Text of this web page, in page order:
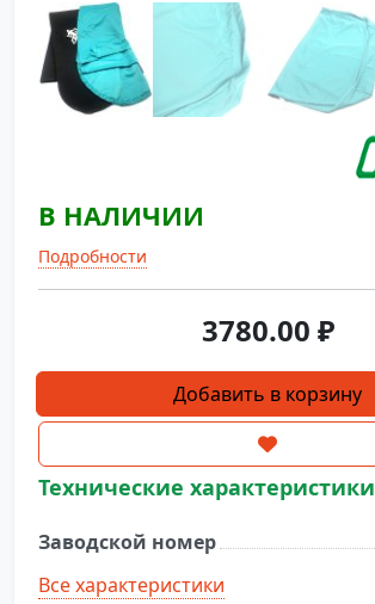
В НАЛИЧИИ
Подробности
3780.00 ₽
Количество
товара
на
гладильный
большая
с
Добавить в корзину
Технические характеристики
Заводской номер
Все характеристики